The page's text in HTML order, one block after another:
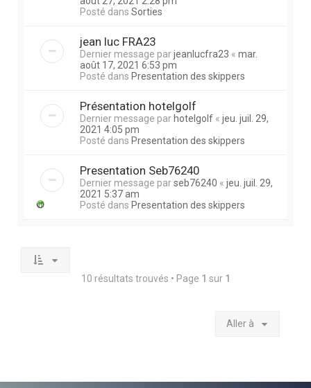
Posté dans Sorties
jean luc FRA23
Dernier message parjeanlucfra23 « mar.
août 17, 2021 6:53 pm
Posté dans Presentation des skippers
Présentation hotelgolf
Dernier message par hotelgolf « jeu. juil. 29,
2021 4:05 pm
Posté dans Presentation des skippers
Presentation Seb76240
Dernier message parseb76240 « jeu. juil. 29,
2021 5:37 am
Posté dans Presentation des skippers
10 résultats trouvés • Page 1 sur 1
Aller à